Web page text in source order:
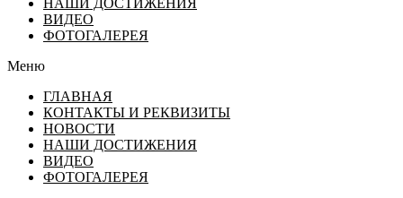
ВИДЕО
ФОТОГАЛЕРЕЯ
Меню
ГЛАВНАЯ
КОНТАКТЫ И РЕКВИЗИТЫ
НОВОСТИ
НАШИ ДОСТИЖЕНИЯ
ВИДЕО
ФОТОГАЛЕРЕЯ